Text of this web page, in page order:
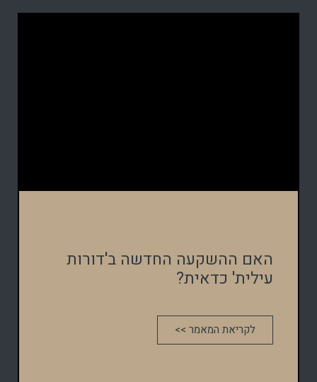
האם ההשקעה החדשה ב'דורות
עילית' כדאית?
לקריאת המאמר >>